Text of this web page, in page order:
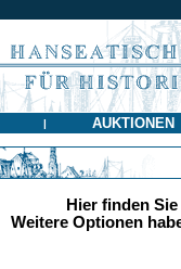
| AUKTIONEN
Hier finden
Weitere Optionen